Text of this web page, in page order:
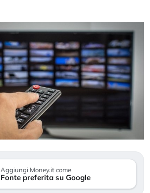
Aggiungi Money.it come
Fonte preferita su Google